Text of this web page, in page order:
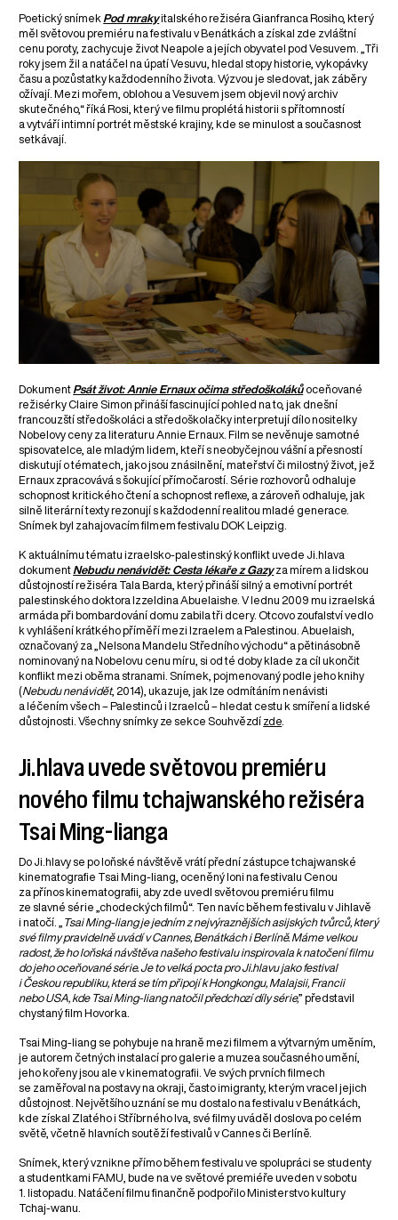
Poetický snímek Pod mrakyitalského režiséra Gianfranca Rosiho, který
měl světovou premiéru na festivalu v Benátkách a získal zde zvláštní
cenu poroty, zachycuje život Neapole a jejích obyvatel pod Vesuvem. „Tři
roky jsem žil a natáčel na úpatí Vesuvu, hledal stopy historie, vykopávky
času a pozůstatky každodenního života. Výzvou je sledovat, jak záběry
ožívají. Mezi mořem, oblohou a Vesuvem jsem objevil nový archiv
skutečného,“ říká Rosi, který ve filmu proplétá historii s přítomností
a vytváří intimní portrét městské krajiny, kde se minulost a současnost
setkávají.
Dokument Psát život: Annie Ernaux očima středoškoláků oceňované
režisérky Claire Simon přináší fascinující pohled na to, jak dnešní
francouzští středoškoláci a středoškolačky interpretují dílo nositelky
Nobelovy ceny za literaturu Annie Ernaux. Film se nevěnuje samotné
spisovatelce, ale mladým lidem, kteří s neobyčejnou vášní a přesností
diskutují o tématech, jako jsou znásilnění, mateřství či milostný život, jež
Ernaux zpracovává s šokující přímočarostí. Série rozhovorů odhaluje
schopnost kritického čtení a schopnost reflexe, a zároveň odhaluje, jak
silně literární texty rezonují s každodenní realitou mladé generace.
Snímek byl zahajovacím filmem festivalu DOK Leipzig.
K aktuálnímu tématu izraelsko-palestinský konflikt uvede Ji.hlava
dokument Nebudu nenávidět: Cesta lékaře z Gazyza mírem a lidskou
důstojností režiséra Tala Barda, který přináší silný a emotivní portrét
palestinského doktora Izzeldina Abuelaishe. V lednu 2009 mu izraelská
armáda při bombardování domu zabila tři dcery. Otcovo zoufalství vedlo
k vyhlášení krátkého příměří mezi Izraelem a Palestinou. Abuelaish,
označovaný za „Nelsona Mandelu Středního východu“ a pětinásobně
nominovaný na Nobelovu cenu míru, si od té doby klade za cíl ukončit
konflikt mezi oběma stranami. Snímek, pojmenovaný podle jeho knihy
(Nebudu nenávidět, 2014), ukazuje, jak lze odmítáním nenávisti
a léčením všech – Palestinců i Izraelců – hledat cestu k smíření a lidské
důstojnosti. Všechny snímky ze sekce Souhvězdí zde
Ji.hlava uvede světovou premiéru
nového filmu tchajwanského režiséra
Tsai Ming-lianga
Do Ji.hlavy se po loňské návštěvě vrátí přední zástupce tchajwanské
kinematografie Tsai Ming-liang, oceněný loni na festivalu Cenou
za přínos kinematografii, aby zde uvedl světovou premiéru filmu
ze slavné série „chodeckých filmů“. Ten navíc během festivalu v Jihlavě
i natočí. „
Tsai Ming-liang je jedním z nejvýraznějších asijských tvůrců, který
své filmy pravidelně uvádí v Cannes, Benátkách i Berlíně. Máme velkou
radost, že ho loňská návštěva našeho festivalu inspirovala k natočení filmu
do jeho oceňované série. Je to velká pocta pro Ji.hlavu jako festival
i Českou republiku, která se tím připojí k Hongkongu, Malajsii, Francii
nebo USA, kde Tsai Ming-liang natočil předchozí díly série,” představil
chystaný film Hovorka.
Tsai Ming-liang se pohybuje na hraně mezi filmem a výtvarným uměním,
je autorem četných instalací pro galerie a muzea současného umění,
jeho kořeny jsou ale v kinematografii. Ve svých prvních filmech
se zaměřoval na postavy na okraji, často imigranty, kterým vracel jejich
důstojnost. Největšího uznání se mu dostalo na festivalu v Benátkách,
kde získal Zlatého i Stříbrného lva, své filmy uváděl doslova po celém
světě, včetně hlavních soutěží festivalů v Cannes či Berlíně.
Snímek, který vznikne přímo během festivalu ve spolupráci se studenty
a studentkami FAMU, bude na ve světové premiéře uveden v sobotu
1. listopadu. Natáčení filmu finančně podpořilo Ministerstvo kultury
Tchaj-wanu.